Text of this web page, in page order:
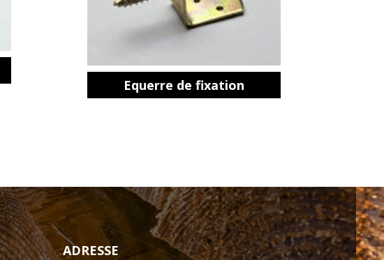
Equerre de fixation
ADRESSE